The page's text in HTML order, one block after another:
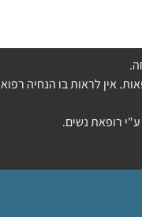
לראות בו הנחיה
רופאת נשים.